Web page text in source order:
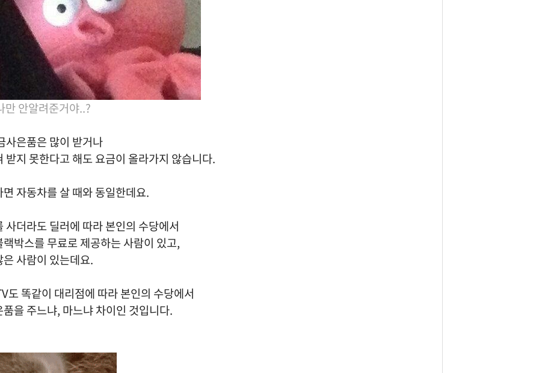
만 안알려준거야..?
사은품은 많이 받거나
받지 못한다고 해도 요금이 올라가지 않습니다.
자동차를 살 때와 동일한데요.
사더라도 딜러에 따라본인의 수당에서
박스를 무료로 제공하는 사람이 있고,
사람이 있는데요.
도 똑같이 대리점에 따라 본인의 수당에서
을 주느냐, 마느냐 차이인 것입니다.